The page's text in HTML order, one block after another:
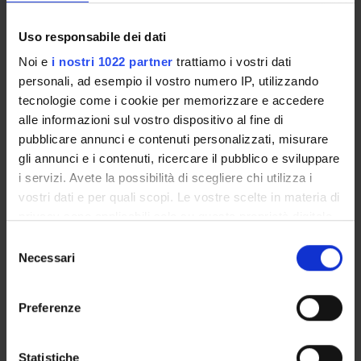
Uso responsabile dei dati
Noi e i nostri 1022 partner trattiamo i vostri dati
personali, ad esempio il vostro numero IP, utilizzando
tecnologie come i cookie per memorizzare e accedere
alle informazioni sul vostro dispositivo al fine di
pubblicare annunci e contenuti personalizzati, misurare
gli annunci e i contenuti, ricercare il pubblico e sviluppare
i servizi. Avete la possibilità di scegliere chi utilizza i
vostri dati e per quali scopi. Le vostre scelte in materia di
modificare o revocare il proprio consenso in qualsiasi
momento dalla Dichiarazione sui cookie o facendo clic
raccogliere informazioni sulla tua posizione
delNecessari
Preferenze
Statistiche
RESEARCH AREAS
RESEARCH GROUPS
PHD PROGRAMMES
RESEARCH FACILITIES
LIBRARIES
CENTRES
LABORATORIES